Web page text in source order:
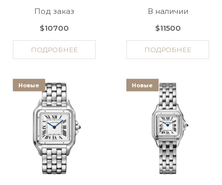
Под заказ
$10700
ПОДРОБНЕЕ
В наличии
$11500
ПОДРОБНЕЕ
Новые Новые